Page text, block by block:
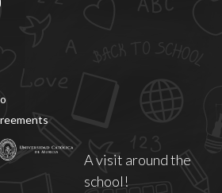
A visit around the
school!